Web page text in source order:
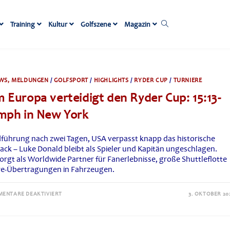
Training Kultur Golfszene Magazin
Website-
MELDUNGEN /GOLFSPORT/ HIGHLIGHTS / RYDER CUP / TURNIERE
Europa verteidigt den Ryder Cup: 15:13-
in New York
nach zwei Tagen, USA verpasst knapp das historische
– Luke Donald bleibt als Spieler und Kapitän ungeschlagen.
als Worldwide Partner für Fanerlebnisse, große Shuttleflotte
Übertragungen in Fahrzeugen.
DEAKTIVIERT 3. OKTOBER